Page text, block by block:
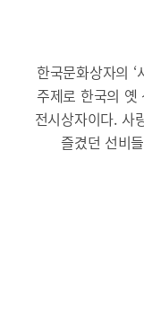
한국문화상자의
주제로 한국의 옛
전시상자이다. 사
즐겼던 선비